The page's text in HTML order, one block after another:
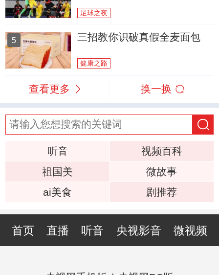
足球之夜
5 三招教你识破真假全麦面包
健康之路
查看更多 换一换
听音
视频百科
祖国美
微故事
ai美食
剧推荐
首页 直播 听音 央视影音 微视频